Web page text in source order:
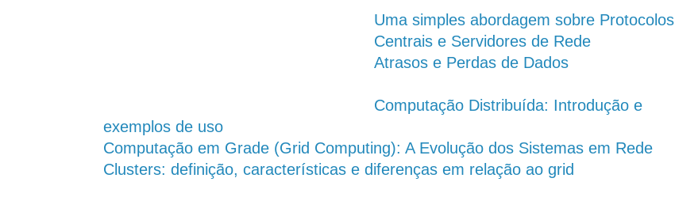
Uma simples abordagem sobre Protocolos
Centrais e Servidores de Rede
Atrasos e Perdas de Dados
Computação Distribuída: Introdução e
exemplos de uso
Computação em Grade (Grid Computing): A Evolução dos Sistemas em Rede
Clusters: definição, características e diferenças em relação ao grid